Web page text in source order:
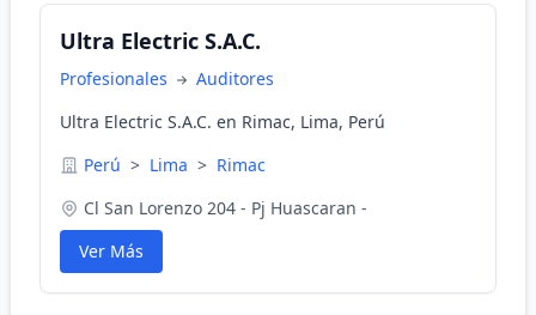
Ultra Electric S.A.C.
Profesionales
Auditores
Ultra Electric S.A.C. en Rimac, Lima, Perú
Perú > Lima > Rimac
Cl San Lorenzo 204 - Pj Huascaran -
Ver Más